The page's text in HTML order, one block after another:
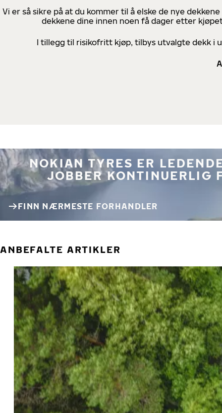
Vi er så sikre på at du kommer til å elske de nye
dekkene dine innen noen få dager etter
I tillegg til risikofritt kjøp, tilbys utvalgte dekk i
NOKIAN TYRES ER
JOBBER KONTINUERLIG
FINN NÆRMESTE FORHANDLER
ANBEFALTE ARTIKLER